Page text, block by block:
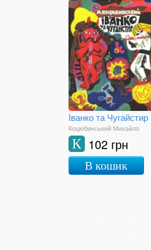
Іванко та Чугайстир
Коцюбинський Михайло
102 грн
К
В кошик